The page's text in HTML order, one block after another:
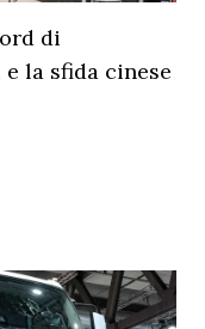
di
la sfida cinese